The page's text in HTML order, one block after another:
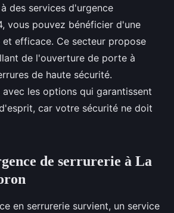
des services d'urgence
vous pouvez bénéficier d'une
et efficace. Ce secteur propose
de l'ouverture de porte à
de haute sécurité.
avec les options qui garantissent
car votre sécurité ne doit
de serrurerie à La
en serrurerie survient, un service